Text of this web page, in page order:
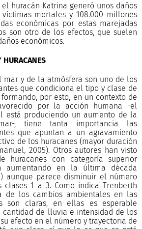
huracán Katrina generó unos daños
víctimas mortales y 108.000 millones
económicas por estas marejadas
son otro de los efectos, que suelen
económicos.
mar y de la atmósfera son uno de los
que condiciona el tipo y clase de
por esto, en un contexto de
por la acción humana -el
está produciendo un aumento de la
, tiene tanta importancia las
que apuntan a un agravamiento
de los huracanes (mayor duración
2005). Otros autores han visto
huracanes con categoría superior
aumentando en la última década
aunque parece disminuir el número
clases 1 a 3. Como indica Trenberth
de los cambios ambientales en las
son claras, en ellas es esperable
cantidad de lluvia e intensidad de los
efecto en el número y trayectoria de